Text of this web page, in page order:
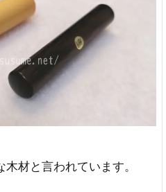
材と言われています。